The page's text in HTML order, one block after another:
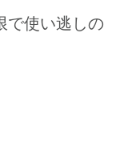
で使い逃しの